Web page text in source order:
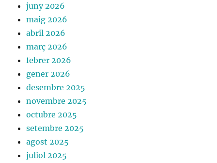
juny 2026
maig 2026
abril 2026
març 2026
febrer 2026
gener 2026
desembre 2025
novembre 2025
octubre 2025
setembre 2025
agost 2025
juliol 2025